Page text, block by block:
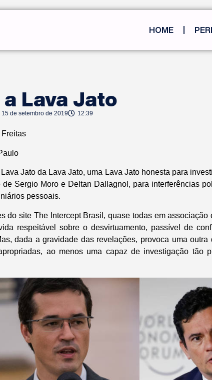
HOME
a Lava Jato
15 de setembro de 2019 12:39
Freitas
Jato da Lava Jato, uma Lava Jato honesta para
de Sergio Moro e Deltan Dallagnol, para interferências
pessoais.
do site The Intercept Brasil, quase todas em associação
respeitável sobre o desvirtuamento, passível de
dada a gravidade das revelações, provoca uma
ao menos uma capaz de investigação tão